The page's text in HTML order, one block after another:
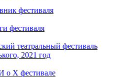
фестиваля
фестиваля
театральный фестиваль
2021 год
X фестивале